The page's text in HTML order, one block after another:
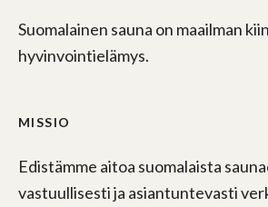
Suomalainen sauna on maailman
hyvinvointielämys.
MISSIO
Edistämme aitoa suomalaista
vastuullisesti ja asiantuntevasti